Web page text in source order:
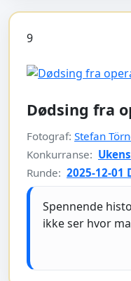
9
Dødsing fra
Fotograf: Stefan
Konkurranse:
Runde: 2025-12-01
Spennende
ikke ser hvor